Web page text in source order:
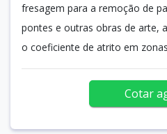
fresagem para a remoção de
pontes e outras obras de arte,
o coeficiente de atrito em
Cotar